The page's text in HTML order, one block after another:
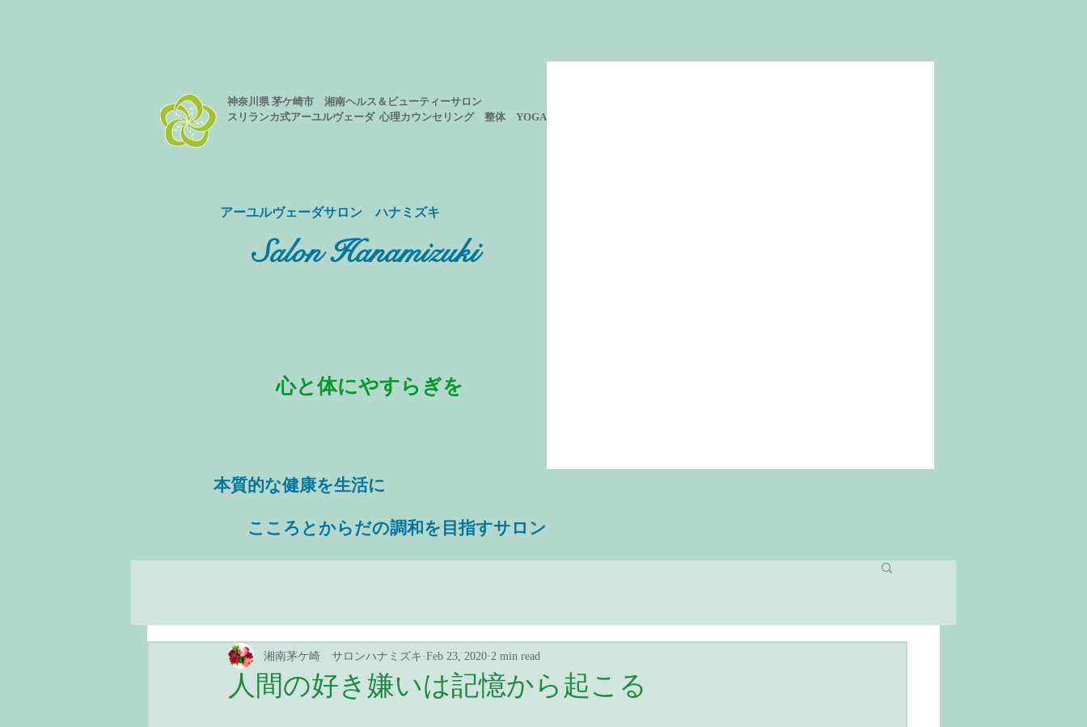
神奈川県 茅ケ崎市 湘南ヘルス＆ビューティーサロン
スリランカ式アーユルヴェーダ 心理カウンセリング 整体 YOGA
心と体にやすらぎを
​アーユルヴェーダサロン ハナミズキ
Salon Hanamizuki
本質的な健康を生活に
​ こころとからだの調和を目指すサロン
人間の好き嫌いは記憶から起こる
湘南茅ケ崎 サロンハナミズキ Feb 23, 2020 2 min read